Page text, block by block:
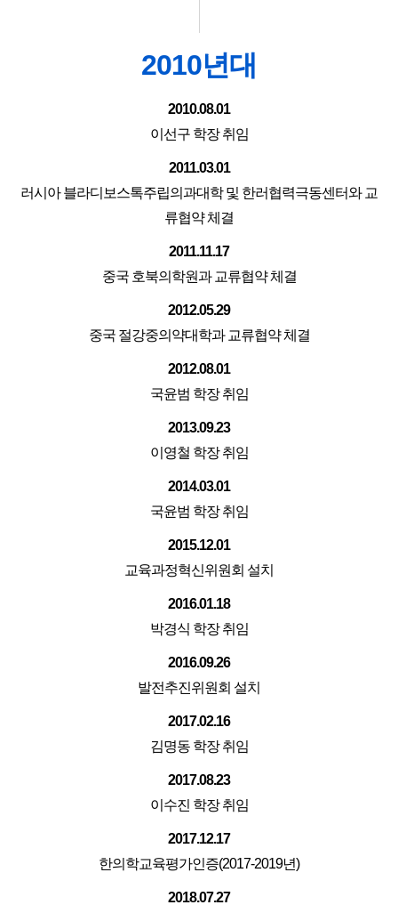
2010년대
2010.08.01
이선구 학장 취임
2011.03.01
러시아 블라디보스톡주립의과대학 및 한러협력극동센터와 교
류협약 체결
2011.11.17
중국 호북의학원과 교류협약 체결
2012.05.29
중국 절강중의약대학과 교류협약 체결
2012.08.01
국윤범 학장 취임
2013.09.23
이영철 학장 취임
2014.03.01
국윤범 학장 취임
2015.12.01
교육과정혁신위원회 설치
2016.01.18
박경식 학장 취임
2016.09.26
발전추진위원회 설치
2017.02.16
김명동 학장 취임
2017.08.23
이수진 학장 취임
2017.12.17
한의학교육평가인증(2017-2019년)
2018.07.27